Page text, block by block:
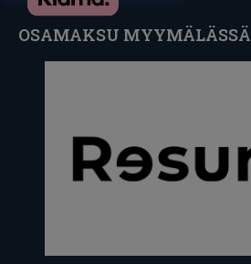
OSAMAKSU MYYMÄLÄSSÄ